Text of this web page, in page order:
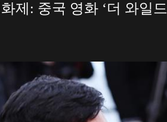
제: 중국 영화 ‘더 와일